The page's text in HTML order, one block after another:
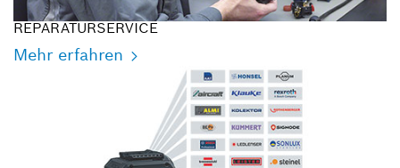
REPARATURSERVICE
Mehr erfahren